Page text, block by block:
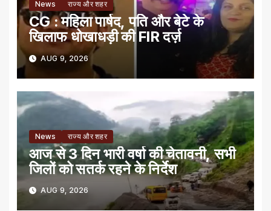
News राज्य और शहर
CG : महिला पार्षद, पति और बेटे के
खिलाफ धोखाधड़ी की FIR दर्ज़
AUG 9, 2026
News राज्य और शहर
आज से 3 दिन भारी वर्षा की चेतावनी, सभी
जिलों को सतर्क रहने के निर्देश
AUG 9, 2026